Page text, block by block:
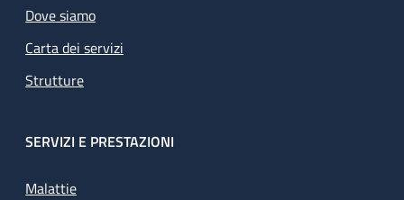
Dove siamo
Carta dei servizi
Strutture
SERVIZI E PRESTAZIONI
Malattie